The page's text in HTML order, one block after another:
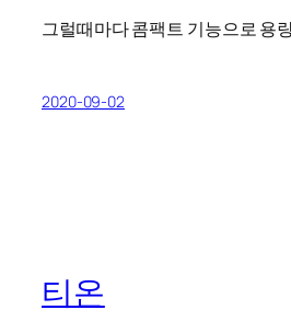
그럴때마다 콤팩트 기능으로 용
2020-09-02
티온